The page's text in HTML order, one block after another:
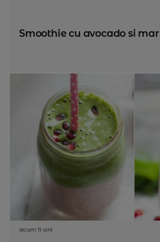
Smoothie cu avocado si mar
acum 11 ani